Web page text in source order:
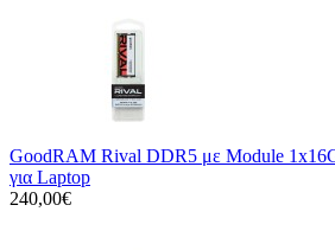
GoodRAM Rival DDR5 με Module
για Laptop
240,00€